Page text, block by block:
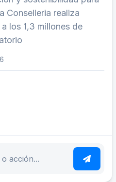
Conselleria realiza
los 1,3 millones de